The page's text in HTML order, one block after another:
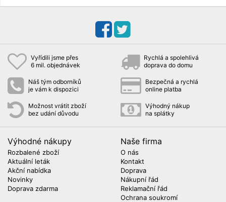
Vyřídili jsme přes
6 mil. objednávek
Rychlá a spolehlivá
doprava do domu
Náš tým odborníků
je vám k dispozici
Bezpečná a rychlá
online platba
Možnost vrátit zboží
bez udání důvodu
Výhodný nákup
na splátky
Výhodné nákupy
Rozbalené zboží
Aktuální leták
Akční nabídka
Novinky
Doprava zdarma
Naše firma
O nás
Kontakt
Doprava
Nákupní řád
Reklamační řád
Ochrana soukromí